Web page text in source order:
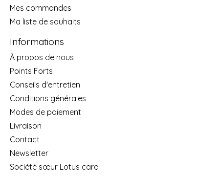
Mes commandes
Ma liste de souhaits
Informations
À propos de nous
Points Forts
Conseils d'entretien
Conditions générales
Modes de paiement
Livraison
Contact
Newsletter
Société sœur Lotus care